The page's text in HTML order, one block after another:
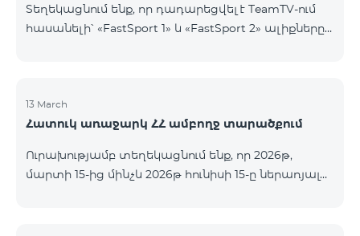
Տեղեկացնում ենք, որ դադարեցվել է TeamTV-ում
հասանելի՝ «FastSport 1» և «FastSport 2» ալիքները
Հարցերի կամ լրացուցիչ տեղեկությունների
համար խնդրում ենք դիմել «Ֆասթ Մեդիա»
13 March
Հատուկ առաջարկ ՀՀ ամբողջ տարածքում
Ուրախությամբ տեղեկացնում ենք, որ 2026թ,
մարտի 15-ից մինչև 2026թ հունիսի 15-ը ներառյալ